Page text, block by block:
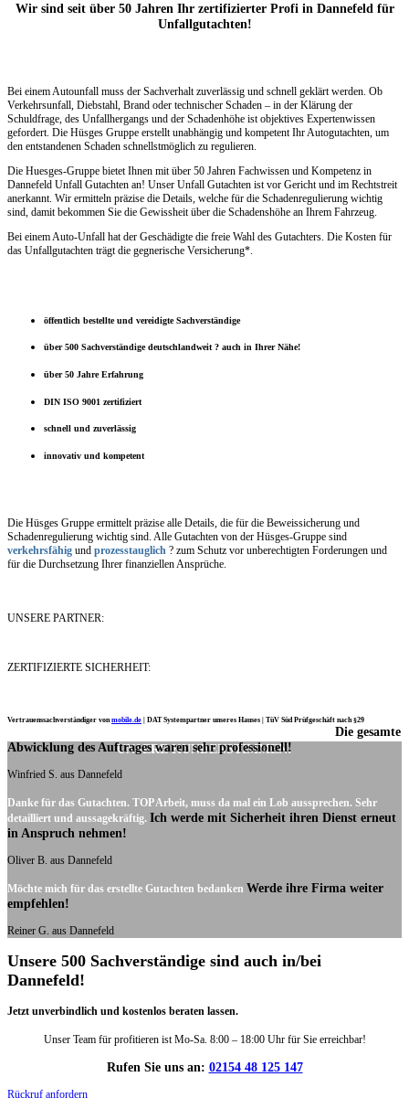
Wir sind seit über 50 Jahren Ihr zertifizierter Profi in Dannefeld für
Unfallgutachten!
Bei einem Autounfall muss der Sachverhalt zuverlässig und schnell geklärt werden. Ob
Verkehrsunfall, Diebstahl, Brand oder technischer Schaden – in der Klärung der
Schuldfrage, des Unfallhergangs und der Schadenhöhe ist objektives Expertenwissen
gefordert. Die Hüsges Gruppe erstellt unabhängig und kompetent Ihr Autogutachten, um
den entstandenen Schaden schnellstmöglich zu regulieren.
Die Huesges-Gruppe bietet Ihnen mit über 50 Jahren Fachwissen und Kompetenz in
Dannefeld Unfall Gutachten an! Unser Unfall Gutachten ist vor Gericht und im Rechtstreit
anerkannt. Wir ermitteln präzise die Details, welche für die Schadenregulierung wichtig
sind, damit bekommen Sie die Gewissheit über die Schadenshöhe an Ihrem Fahrzeug.
Bei einem Auto-Unfall hat der Geschädigte die freie Wahl des Gutachters. Die Kosten für
das Unfallgutachten trägt die gegnerische Versicherung*.
öffentlich bestellte und vereidigte Sachverständige
über 500 Sachverständige deutschlandweit ? auch in Ihrer Nähe!
über 50 Jahre Erfahrung
DIN ISO 9001 zertifiziert
schnell und zuverlässig
innovativ und kompetent
Die Hüsges Gruppe ermittelt präzise alle Details, die für die Beweissicherung und
Schadenregulierung wichtig sind. Alle Gutachten von der Hüsges-Gruppe sind
verkehrsfähig und prozesstauglich ? zum Schutz vor unberechtigten Forderungen und
für die Durchsetzung Ihrer finanziellen Ansprüche.
UNSERE PARTNER:
ZERTIFIZIERTE SICHERHEIT:
Vertrauenssachverständiger vonmobile.de DAT Systempartner unseres Hauses | TüV Süd Prüfgeschäft nach §29
UNSERE KUNDENSTIMMEN:
Die gesamte
Abwicklung des Auftrages waren sehr professionell!
Winfried S. aus Dannefeld
Danke für das Gutachten. TOP Arbeit, muss da mal ein Lob aussprechen. Sehr
detailliert und aussagekräftig. Ich werde mit Sicherheit ihren Dienst erneut
in Anspruch nehmen!
Oliver B. aus Dannefeld
Möchte mich für das erstellte Gutachten bedanken Werde ihre Firma weiter
empfehlen!
Reiner G. aus Dannefeld
Unsere 500 Sachverständige sind auch in/bei
Dannefeld!
Jetzt unverbindlich und kostenlos beraten lassen.
Unser Team für profitieren ist Mo-Sa. 8:00 – 18:00 Uhr für Sie erreichbar!
Rufen Sie uns an: 02154 48 125 147
Rückruf anfordern